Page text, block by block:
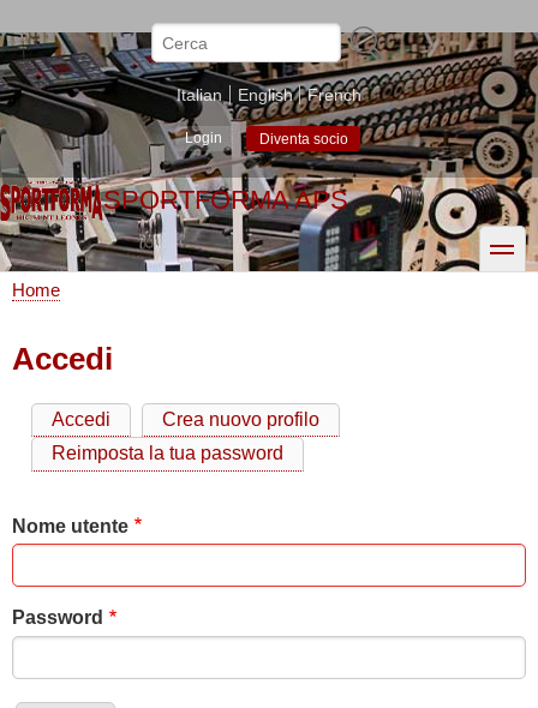
al
contenuto
principale
Cerca
Italian English French
Login Diventa socio
SPORTFORMA APS
toggle
di
Home
Accedi
Schede
primarie
Accedi
Crea nuovo profilo
Reimposta la tua password
Nome utente
Password